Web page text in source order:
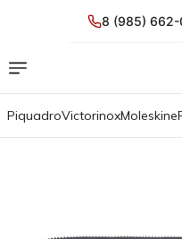
8 (985)
PiquadroVictorinoxMoleskine